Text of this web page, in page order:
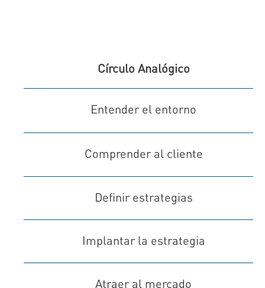
Círculo Analógico
Entender el entorno
Comprender al cliente
Definir estrategias
Implantar la estrategia
Atraer al mercado